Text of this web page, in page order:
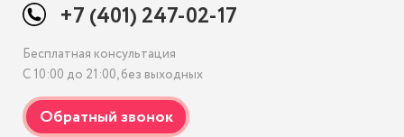
+7 (401) 247-02-17
Бесплатная консультация
С 10:00 до 21:00, без выходных